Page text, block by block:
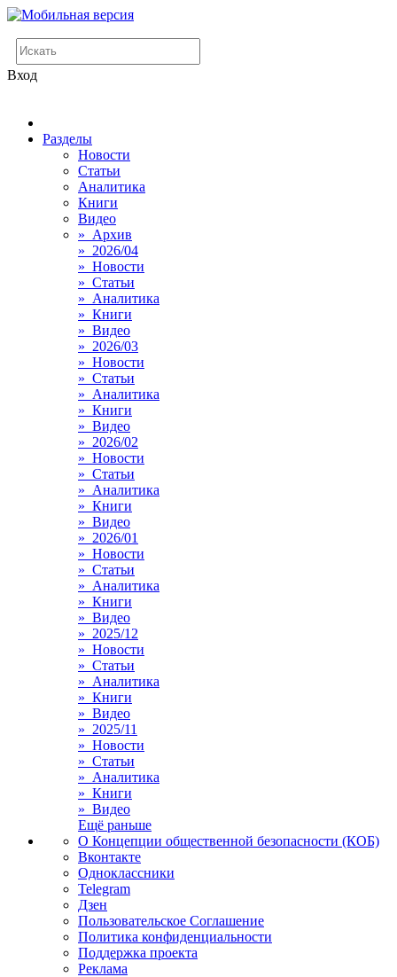
Вход
Разделы
Новости
Статьи
Аналитика
Книги
Видео
» Архив
» 2026/04
» Новости
» Статьи
» Аналитика
» Книги
» Видео
» 2026/03
» Новости
» Статьи
» Аналитика
» Книги
» Видео
» 2026/02
» Новости
» Статьи
» Аналитика
» Книги
» Видео
» 2026/01
» Новости
» Статьи
» Аналитика
» Книги
» Видео
» 2025/12
» Новости
» Статьи
» Аналитика
» Книги
» Видео
» 2025/11
» Новости
» Статьи
» Аналитика
» Книги
» Видео
Ещё раньше
О Концепции общественной безопасности (КОБ)
Вконтакте
Одноклассники
Telegram
Дзен
Пользовательское Соглашение
Политика конфиденциальности
Поддержка проекта
Реклама